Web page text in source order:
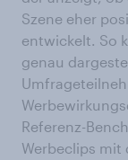
Szene eher
entwickelt. So
genau
Referenz-
Werbeclips